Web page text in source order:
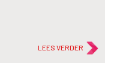
LEES VERDER